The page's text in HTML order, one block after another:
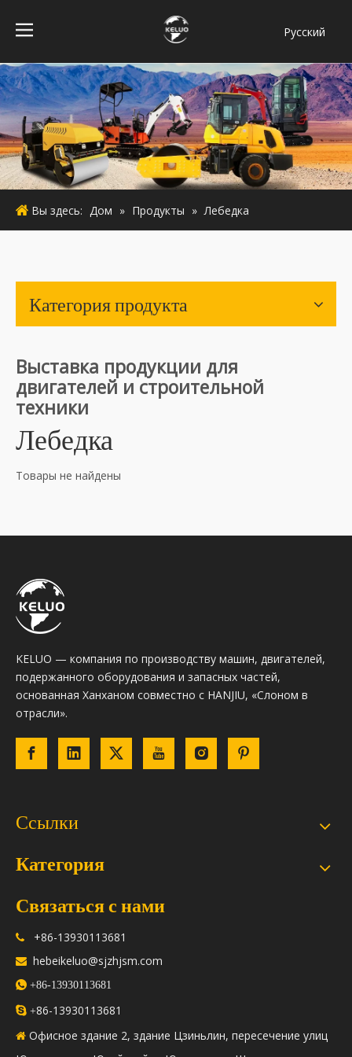
Pусский
Bahasa
indonesia
Türk dili
ไทย
Italiano
Deutsch
English
Вы здесь: Дом » Продукты » Лебедка
Категория продукта
Выставка продукции для
двигателей и строительной
техники
Лебедка
Товары не найдены
KELUO — компания по производству машин, двигателей,
подержанного оборудования и запасных частей,
основанная Ханханом совместно с HANJIU, «Слоном в
отрасли».
Ссылки
Категория
Связаться с нами
 +86-13930113681
 hebeikeluo@sjzhjsm.com
 +86-13930113681
 +86-13930113681
 Офисное здание 2, здание Цзиньлин, пересечение улиц